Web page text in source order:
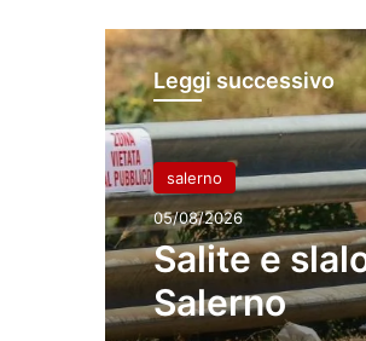
Leggi successivo
salerno
05/08/2026
Salite e
Salerno